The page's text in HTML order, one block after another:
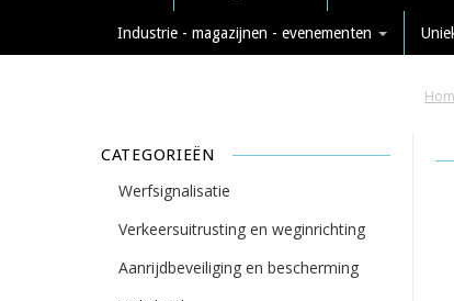
Industrie - magazijnen - evenementen
CATEGORIEËN
Werfsignalisatie
Verkeersuitrusting en weginrichting
Aanrijdbeveiliging en bescherming